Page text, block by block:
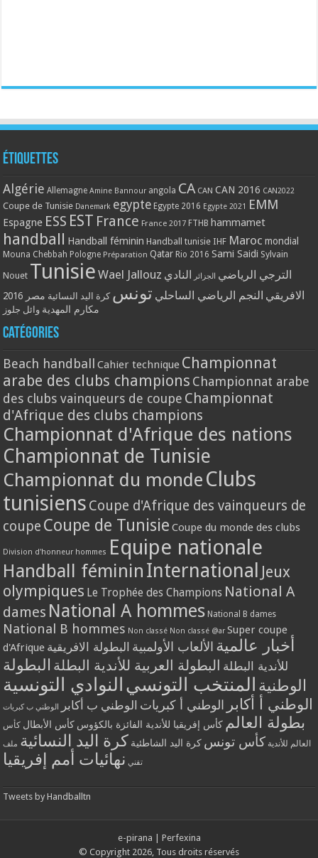
Étiquettes
Algérie Allemagne Amine Bannour angola CA CAN CAN 2016 CAN2022
Coupe de Tunisie Danemark egypte Egypte 2016 Egypte 2021 EMM
Espagne ESS EST France France 2017 FTHB hammamet
handball Handball féminin Handball tunisie IHF Maroc mondial
Mouna Chebbah Pologne Préparation Qatar Rio 2016 Sami Saidi Sylvain
Nouet Tunisie Wael Jallouz الترجي الرياضي الجزائر النادي
الافريقي النجم الرياضي الساحلي تونس كرة اليد النسائية مصر 2016
مكارم المهدية وائل جلوز
Catégories
Beach handball Cahier technique Championnat
arabe des clubs champions Championnat arabe
des clubs vainqueurs de coupe Championnat
d'Afrique des clubs champions
Championnat d'Afrique des nations
Championnat de Tunisie
Championnat du monde Clubs
tunisiens Coupe d'Afrique des vainqueurs de
coupe Coupe de Tunisie Coupe du monde des clubs
Division d'honneur hommes Equipe nationale
Handball féminin International Jeux
olympiques Le Trophée des Champions National A
dames National A hommes National B dames
National B hommes Non classé Non classé @ar Super coupe
d'Afrique
أخبار عالمية الألعاب الأولمبية البطولة الافريقية
للأندية البطلة البطولة العربية للأندية البطلة البطولة
الوطنية المنتخب التونسي النوادي التونسية
الوطني أ أكابر الوطني أ كبريات الوطني ب أكابر الوطني ب كبريات
بطولة العالم كأس إفريقيا للأندية الفائزة بالكؤوس كأس الأبطال كأس
العالم للأندية كأس تونس كرة اليد الشاطئية كرة اليد النسائية ملف
تقني نهائيات أمم إفريقيا
Tweets by Handballtn
e-pirana
Perfexina
© Copyright 2026, Tous droits réservés